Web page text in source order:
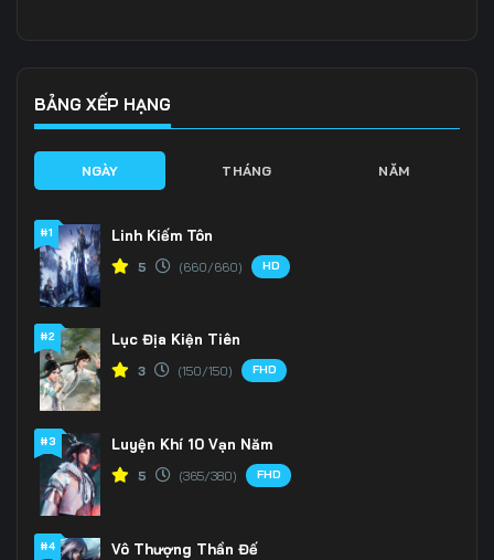
BẢNG XẾP HẠNG
NGÀY THÁNG NĂM
#1 Linh Kiếm Tôn
5 (660/660) HD
#2 Lục Địa Kiện Tiên
3 (150/150) FHD
#3 Luyện Khí 10 Vạn Năm
5 (365/380) FHD
#4 Vô Thượng Thần Đế